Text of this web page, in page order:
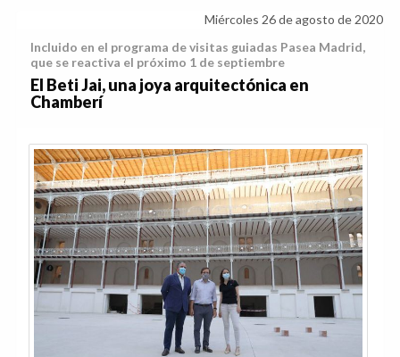
Miércoles 26 de agosto de 2020
Incluido en el programa de visitas guiadas Pasea Madrid,
que se reactiva el próximo 1 de septiembre
El Beti Jai, una joya arquitectónica en
Chamberí